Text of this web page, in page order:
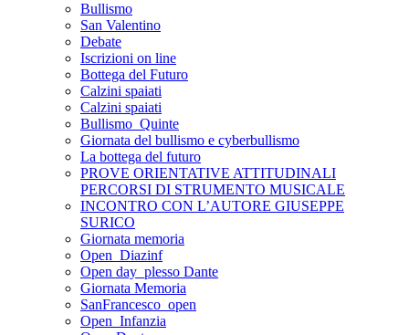
Bullismo
San Valentino
Debate
Iscrizioni on line
Bottega del Futuro
Calzini spaiati
Calzini spaiati
Bullismo_Quinte
Giornata del bullismo e cyberbullismo
La bottega del futuro
PROVE ORIENTATIVE ATTITUDINALI
PERCORSI DI STRUMENTO MUSICALE
INCONTRO CON L’AUTORE GIUSEPPE
SURICO
Giornata memoria
Open_Diazinf
Open day_plesso Dante
Giornata Memoria
SanFrancesco_open
Open_Infanzia